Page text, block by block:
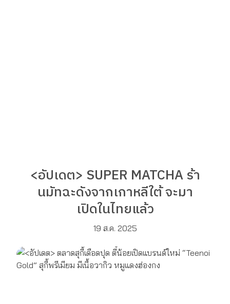
<อัปเดต> SUPER MATCHA ร้า
นมัทฉะดังจากเกาหลีใต้ จะมา
เปิดในไทยแล้ว
19 ส.ค. 2025